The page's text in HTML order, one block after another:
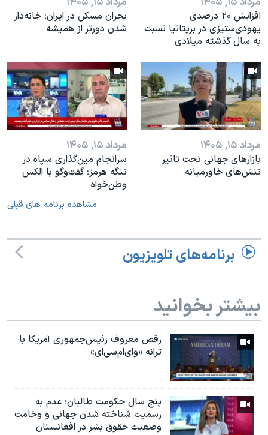
افزایش ۲۰ درصدی
یهودی‌ستیزی در بریتانیا نسبت
به سال گذشته میلادی
بحران مسکن در ایران؛ خانه‌دار
شدن دورتر از همیشه
مرداد ۱۵, ۱۴۰۵
بازارهای جهانی تحت تاثیر
تنش‌های خاورمیانه
مرداد ۱۵, ۱۴۰۵
سرانجام مین‌گذاری‌ سپاه در
تنگه هرمز؛ گفت‌وگو با الکس
وطن‌خواه
مشاهده برنامه های قبلی
برنامه‌های تلویزیون
بیشتر بخوانید
رقص معروف رئیس‌جمهوری آمریکا با
ترانه «وای‌ام‌سی‌ای»
پنج سال حکومت طالبان؛ عدم به
رسمیت شناخته شدن جهانی و وخامت
وضعیت حقوق بشر در افغانستان